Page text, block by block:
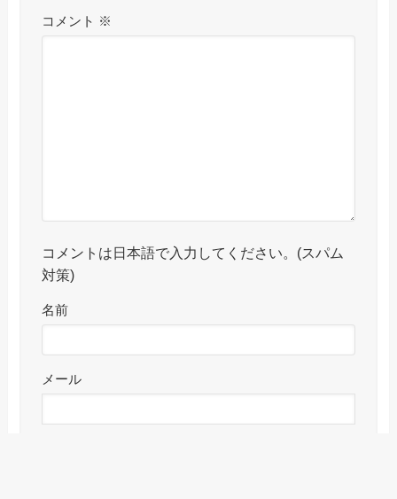
コメント ※
コメントは日本語で入力してください。(スパム
対策)
名前
メール